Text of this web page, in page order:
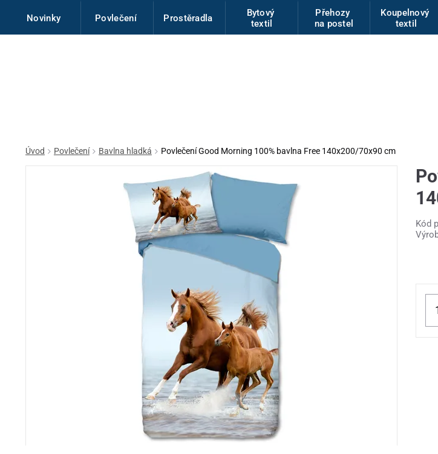
Novinky Povlečení Prostěradla
Bytový
textil
Přehozy
na postel
Koupelnový
textil
Úvod Povlečení Bavlna hladká Povlečení Good Morning 100% bavlna Free 140x200/70x90 cm
Kód